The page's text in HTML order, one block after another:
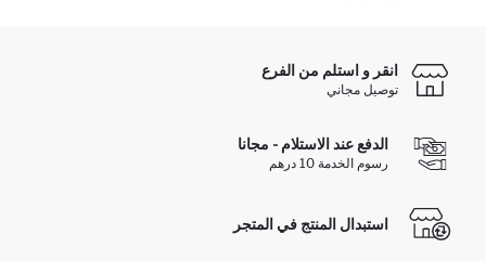
انقر و استلم من الفرع
توصيل مجاني
الدفع عند الاستلام - مجانا
رسوم الخدمة 10 درهم
استبدال المنتج في المتجر